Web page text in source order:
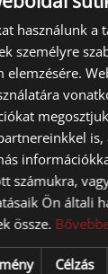
Stroke Test)
II 1G Ex ia IIC
IIC T6…T4 Gb
használunk a
személyre
elemzésére.
számukra,
Ön általi
össze.
Célzás